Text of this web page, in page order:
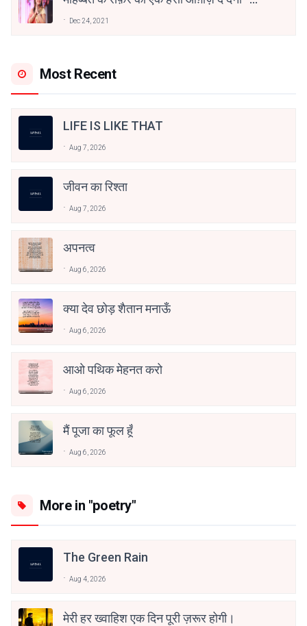
Dec 24, 2021
Most Recent
LIFE IS LIKE THAT
Aug 7, 2026
जीवन का रिश्ता
Aug 7, 2026
अपनत्व
Aug 6, 2026
क्या देव छोड़ शैतान मनाऊँ
Aug 6, 2026
आओ पथिक मेहनत करो
Aug 6, 2026
मैं पूजा का फूल हूँ
Aug 6, 2026
More in "poetry"
The Green Rain
Aug 4, 2026
मेरी हर ख्वाहिश एक दिन पूरी ज़रूर होगी।